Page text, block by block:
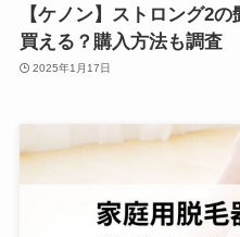
【ケノン】ストロング2
買える？購入方法も調査
2025年1月17日